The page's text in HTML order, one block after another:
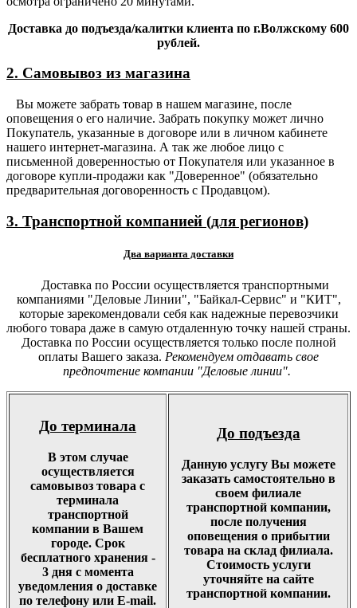
Доставка до подъезда/калитки клиента по г.Волжскому 600
рублей.
2. Самовывоз из магазина
Вы можете забрать товар в нашем магазине, после
оповещения о его наличие. Забрать покупку может лично
Покупатель, указанные в договоре или в личном кабинете
нашего интернет-магазина. А так же любое лицо с
письменной доверенностью от Покупателя или указанное в
договоре купли-продажи как "Доверенное" (обязательно
предварительная договоренность с Продавцом).
3. Транспортной компанией (для регионов)
Два варианта доставки
Доставка по России осуществляется транспортными
компаниями "Деловые Линии", "Байкал-Сервис" и "КИТ",
которые зарекомендовали себя как надежные перевозчики
любого товара даже в самую отдаленную точку нашей страны.
Доставка по России осуществляется только после полной
оплаты Вашего заказа. Рекомендуем отдавать свое
предпочтение компании "Деловые линии".
До терминала
В этом случае
осуществляется
самовывоз товара с
терминала
транспортной
компании в Вашем
городе. Срок
бесплатного хранения -
3 дня с момента
уведомления о доставке
по телефону или E-mail.
До подъезда
Данную услугу Вы можете
заказать самостоятельно в
своем филиале
транспортной компании,
после получения
оповещения о прибытии
товара на склад филиала.
Стоимость услуги
уточняйте на сайте
транспортной компании.